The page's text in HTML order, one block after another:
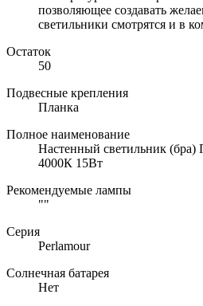
позволяющее создавать
светильники смотрятся и в
Остаток
50
Подвесные крепления
Планка
Полное наименование
Настенный светильник (бра)
4000К 15Вт
Рекомендуемые лампы
""
Серия
Perlamour
Солнечная батарея
Нет